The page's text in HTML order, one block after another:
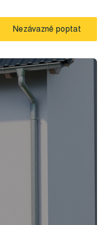
Nezávazně poptat